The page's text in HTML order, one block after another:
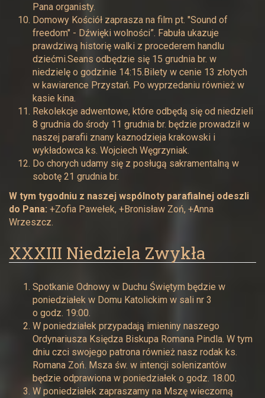
Pana organisty.
Domowy Kościół zaprasza na film pt. "Sound of
freedom" - Dźwięki wolności”. Fabuła ukazuje
prawdziwą historię walki z procederem handlu
dziećmi.Seans odbędzie się 15 grudnia br. w
niedzielę o godzinie 14:15.Bilety w cenie 13 złotych
w kawiarence Przystań. Po wyprzedaniu również w
kasie kina.
Rekolekcje adwentowe, które odbędą się od niedzieli
8 grudnia do środy 11 grudnia br. będzie prowadził w
naszej parafii znany kaznodzieja krakowski i
wykładowca ks. Wojciech Węgrzyniak.
Do chorych udamy się z posługą sakramentalną w
sobotę 21 grudnia br.
W tym tygodniu z naszej wspólnoty parafialnej odeszli
do Pana: +Zofia Pawełek, +Bronisław Zoń, +Anna
Wrzeszcz.
XXXIII Niedziela Zwykła
Spotkanie Odnowy w Duchu Świętym będzie w
poniedziałek w Domu Katolickim w sali nr 3
o godz. 19:00.
W poniedziałek przypadają imieniny naszego
Ordynariusza Księdza Biskupa Romana Pindla. W tym
dniu czci swojego patrona również nasz rodak ks.
Romana Zoń. Msza św. w intencji solenizantów
będzie odprawiona w poniedziałek o godz. 18.00.
W poniedziałek zapraszamy na Mszę wieczorną